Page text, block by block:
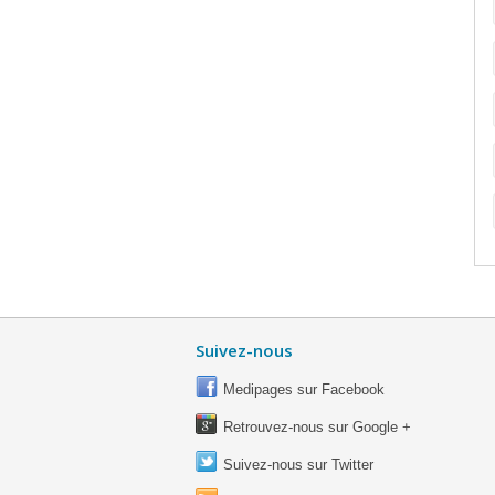
Suivez-nous
Medipages sur Facebook
Retrouvez-nous sur Google +
Suivez-nous sur Twitter